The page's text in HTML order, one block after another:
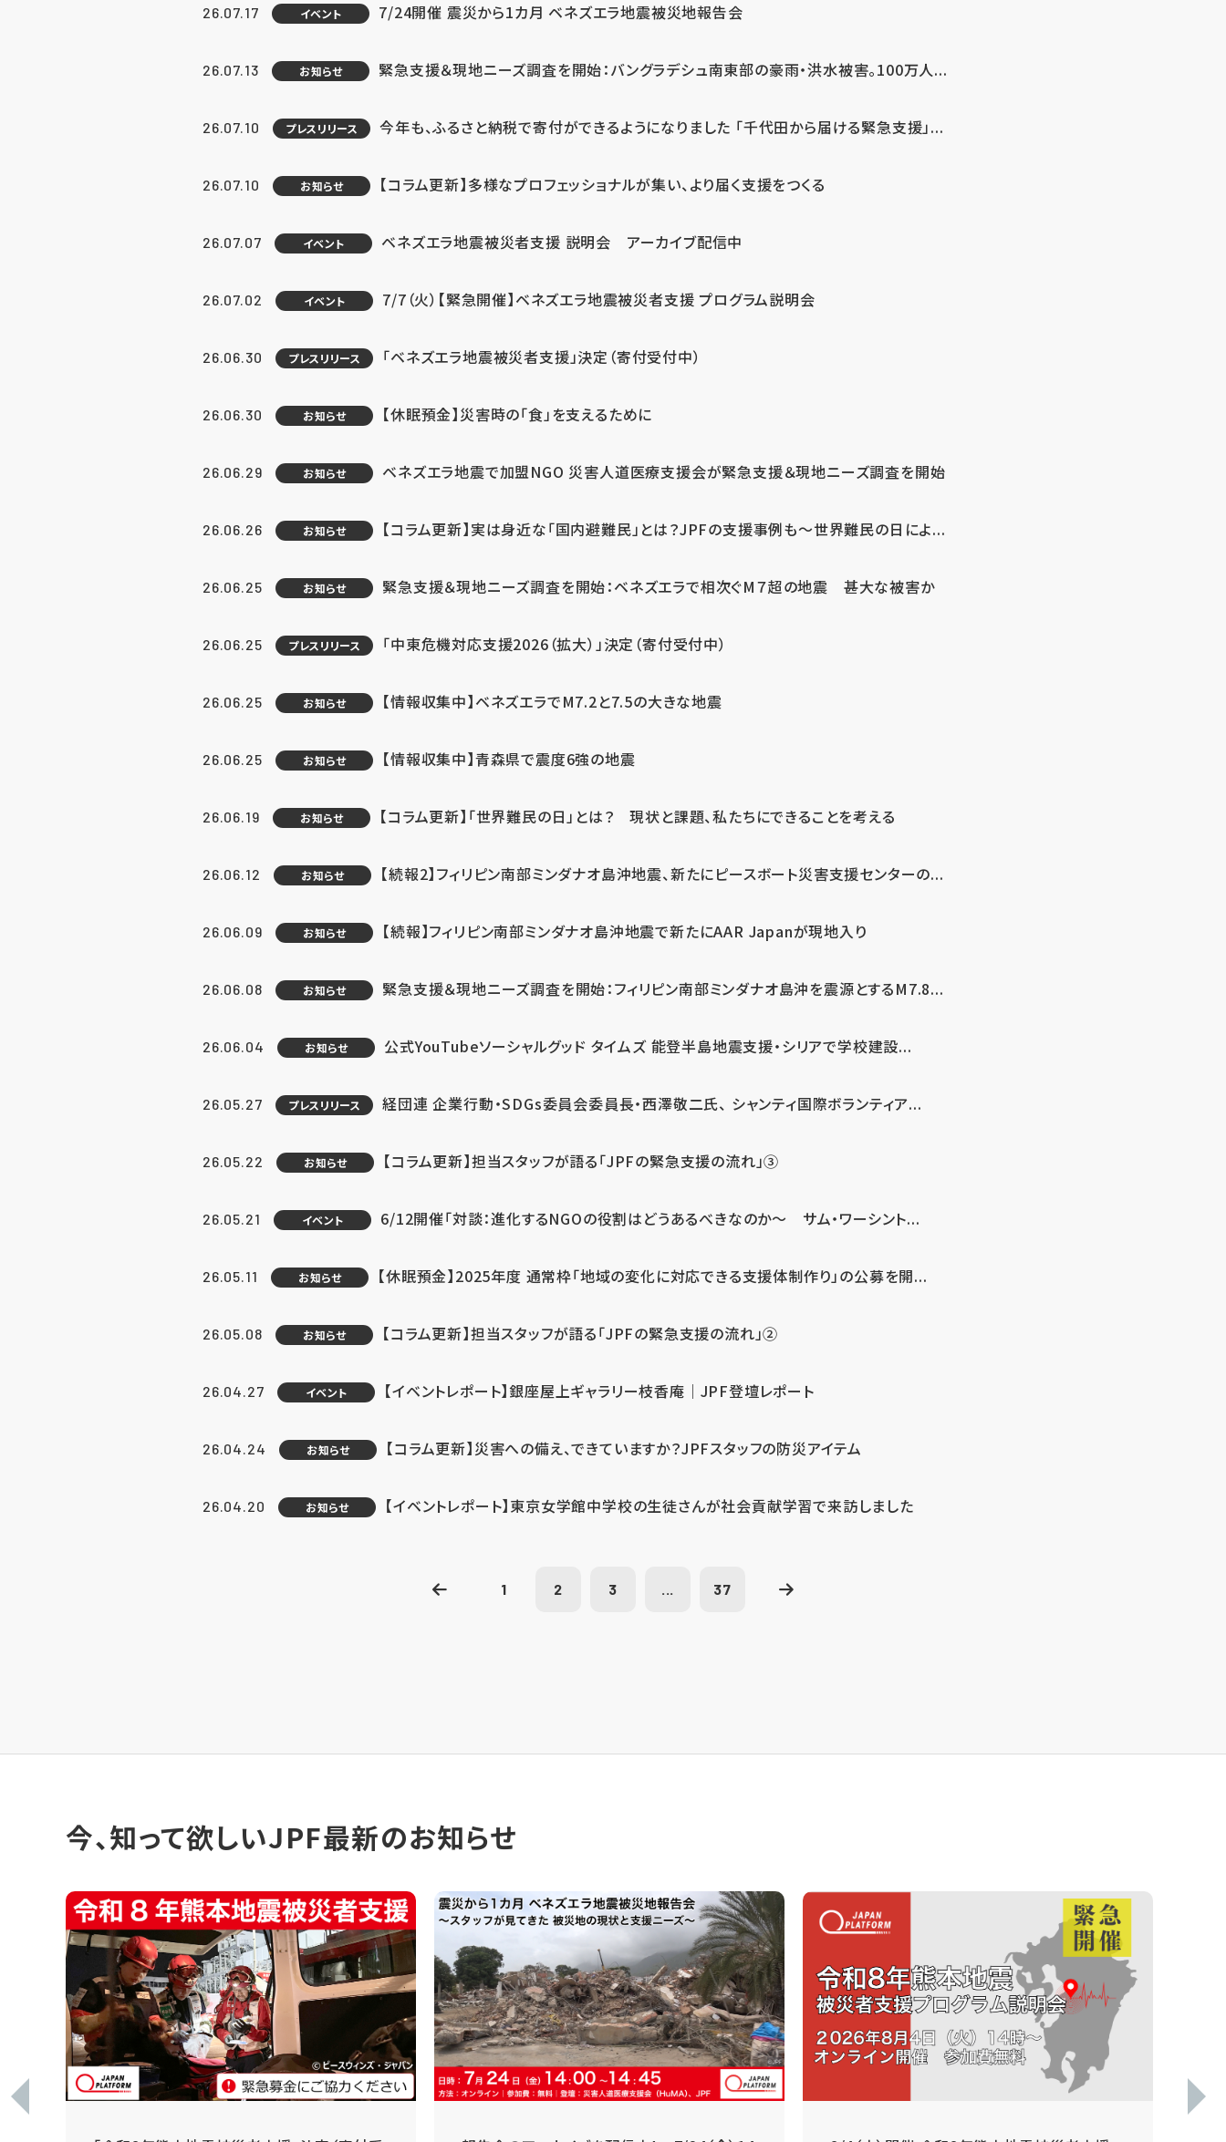
26.07.17 イベント 7/24開催 震災から1カ月 ベネズエラ地震被災地報告会
26.07.13 お知らせ 緊急支援＆現地ニーズ調査を開始：バングラデシュ南東部の豪雨・洪水被害。100万人...
26.07.10 プレスリリース 今年も、ふるさと納税で寄付ができるようになりました 「千代田から届ける緊急支援」...
26.07.10 お知らせ 【コラム更新】多様なプロフェッショナルが集い、より届く支援をつくる
26.07.07 イベント ベネズエラ地震被災者支援 説明会 アーカイブ配信中
26.07.02 イベント 7/7（火）【緊急開催】ベネズエラ地震被災者支援 プログラム説明会
26.06.30 プレスリリース 「ベネズエラ地震被災者支援」決定（寄付受付中）
26.06.30 お知らせ 【休眠預金】災害時の「食」を支えるために
26.06.29 お知らせ ベネズエラ地震で加盟NGO 災害人道医療支援会が緊急支援＆現地ニーズ調査を開始
26.06.26 お知らせ 【コラム更新】実は身近な「国内避難民」とは？JPFの支援事例も～世界難民の日によ...
26.06.25 お知らせ 緊急支援＆現地ニーズ調査を開始：ベネズエラで相次ぐM７超の地震 甚大な被害か
26.06.25 プレスリリース 「中東危機対応支援2026（拡大）」決定（寄付受付中）
26.06.25 お知らせ 【情報収集中】ベネズエラでM7.2と7.5の大きな地震
26.06.25 お知らせ 【情報収集中】青森県で震度6強の地震
26.06.19 お知らせ 【コラム更新】「世界難民の日」とは？ 現状と課題、私たちにできることを考える
26.06.12 お知らせ 【続報2】フィリピン南部ミンダナオ島沖地震、新たにピースボート災害支援センターの...
26.06.09 お知らせ 【続報】フィリピン南部ミンダナオ島沖地震で新たにAAR Japanが現地入り
26.06.08 お知らせ 緊急支援＆現地ニーズ調査を開始：フィリピン南部ミンダナオ島沖を震源とするM7.8...
26.06.04 お知らせ 公式YouTubeソーシャルグッド タイムズ 能登半島地震支援・シリアで学校建設...
26.05.27 プレスリリース 経団連 企業行動・SDGs委員会委員長・西澤敬二氏、 シャンティ国際ボランティア...
26.05.22 お知らせ 【コラム更新】担当スタッフが語る「JPFの緊急支援の流れ」③
26.05.21 イベント 6/12開催「対談：進化するNGOの役割はどうあるべきなのか～ サム・ワーシント...
26.05.11 お知らせ 【休眠預金】2025年度 通常枠「地域の変化に対応できる支援体制作り」の公募を開...
26.05.08 お知らせ 【コラム更新】担当スタッフが語る「JPFの緊急支援の流れ」②
26.04.27 イベント 【イベントレポート】銀座屋上ギャラリー枝香庵｜JPF登壇レポート
26.04.24 お知らせ 【コラム更新】災害への備え、できていますか？JPFスタッフの防災アイテム
26.04.20 お知らせ 【イベントレポート】東京女学館中学校の生徒さんが社会貢献学習で来訪しました
1 2 3 ... 37
今、知って欲しいJPF最新のお知らせ